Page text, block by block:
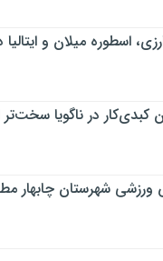
اسطوره میلان و
کبدی‌کار در ناگویا سخت‌تر
ورزشی شهرستان چابهار